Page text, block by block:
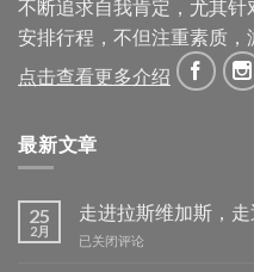
不断追求自我肯定，尤其
安排行程，不但注重素质，
点击查看更多介绍
最新文章
25
2月
走进拉斯维加斯，
走
已关闭评论